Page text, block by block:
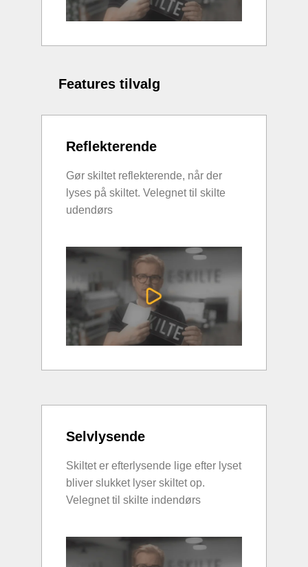
Features tilvalg
Reflekterende
Gør skiltet reflekterende, når der
lyses på skiltet. Velegnet til skilte
udendørs
Selvlysende
Skiltet er efterlysende lige efter lyset
bliver slukket lyser skiltet op.
Velegnet til skilte indendørs